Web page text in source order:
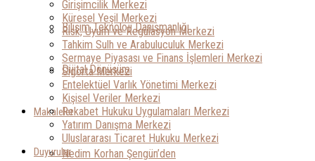
Bilişim Teknoloji Danışmanlığı
Dijital Dönüşüm
Makaleler
Nedim Korhan Şengün’den
Girişimcilik Merkezi
Küresel Yeşil Merkezi
Risk, Uyum ve Regülasyon Merkezi
Tahkim Sulh ve Arabuluculuk Merkezi
Sermaye Piyasası ve Finans İşlemleri Merkezi
Sigorta Merkezi
Entelektüel Varlık Yönetimi Merkezi
Kişisel Veriler Merkezi
Rekabet Hukuku Uygulamaları Merkezi
Yatırım Danışma Merkezi
Uluslararası Ticaret Hukuku Merkezi
Duyurular